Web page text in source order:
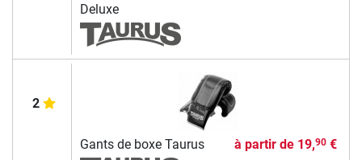
Deluxe
2
Gants de boxe Taurus à partir de 19,90€